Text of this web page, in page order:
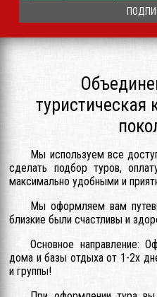
иным
способом
*
*
туристическая
Мы используем все
сделать подбор туров,
максимально удобными и
Мы оформляем вам
близкие были счастливы и
Основное направление:
дома и базы отдыха от 1-2х
и группы!